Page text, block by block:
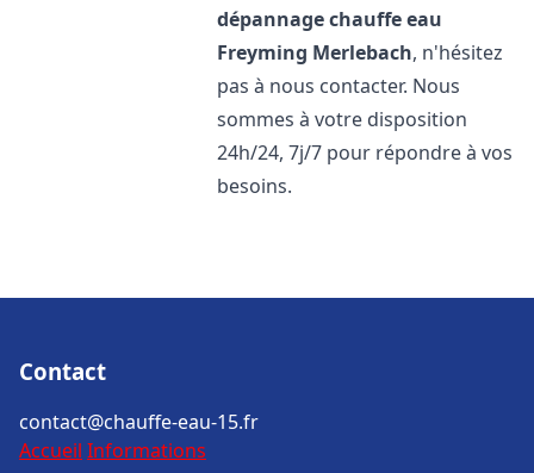
dépannage chauffe eau
Freyming Merlebach, n'hésitez
pas à nous contacter. Nous
sommes à votre disposition
24h/24, 7j/7 pour répondre à vos
besoins.
Contact
contact@chauffe-eau-15.fr
Accueil Informations